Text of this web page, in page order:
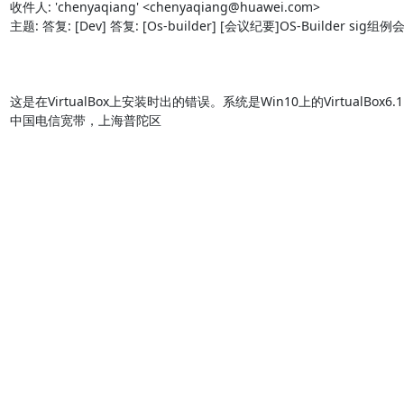
收件人: 'chenyaqiang' <chenyaqiang@huawei.com>
主题: 答复: [Dev] 答复: [Os-builder] [会议纪要]OS-Builder sig组例会
这是在VirtualBox上安装时出的错误。系统是Win10上的
中国电信宽带，上海普陀区